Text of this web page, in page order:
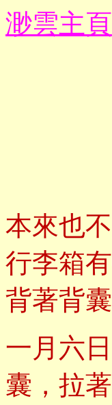
渺雲主頁
本來也
行李箱
背著背囊
一月六
囊，拉